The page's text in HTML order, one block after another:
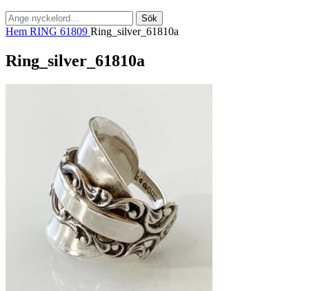
Sök
efter:
Sök
Hem RING 61809 Ring_silver_61810a
Ring_silver_61810a